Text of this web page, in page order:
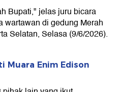
Bupati," jelas juru bicara
wartawan di gedung Merah
Selatan, Selasa (9/6/2026).
Muara Enim Edison